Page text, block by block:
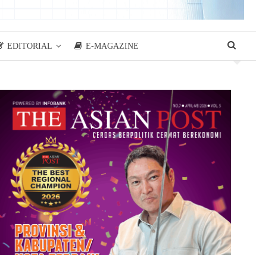
EDITORIAL E-MAGAZINE